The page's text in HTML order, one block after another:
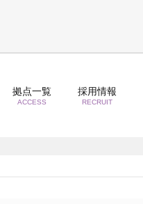
拠点一覧
ACCESS
採用情報
RECRUIT